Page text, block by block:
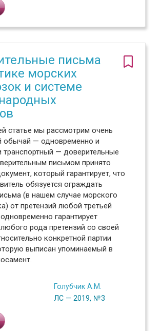
письма
морских
и системе
статье мы рассмотрим очень
обычай — одновременно и
транспортный — доверительные
письмом принято
который гарантирует, что
обязуется ограждать
(в нашем случае морского
от претензий любой третьей
гарантирует
любого рода претензий со своей
конкретной партии
выписан упоминаемый в
Голубчик А.М.
ЛС — 2019, №3